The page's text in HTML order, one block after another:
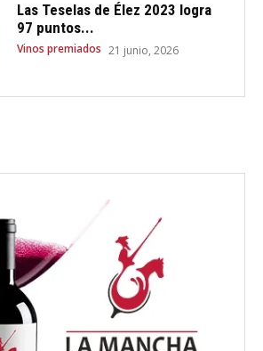
Las Teselas de Élez 2023 logra
97 puntos...
Vinos premiados 21 junio, 2026